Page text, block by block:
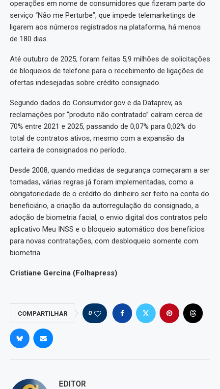
operações em nome de consumidores que fizeram parte do
serviço “Não me Perturbe”, que impede telemarketings de
ligarem aos números registrados na plataforma, há menos
de 180 dias.
Até outubro de 2025, foram feitas 5,9 milhões de solicitações
de bloqueios de telefone para o recebimento de ligações de
ofertas indesejadas sobre crédito consignado.
Segundo dados do Consumidor.gov e da Dataprev, as
reclamações por “produto não contratado” caíram cerca de
70% entre 2021 e 2025, passando de 0,07% para 0,02% do
total de contratos ativos, mesmo com a expansão da
carteira de consignados no período.
Desde 2008, quando medidas de segurança começaram a ser
tomadas, várias regras já foram implementadas, como a
obrigatoriedade de o crédito do dinheiro ser feito na conta do
beneficiário, a criação da autorregulação do consignado, a
adoção de biometria facial, o envio digital dos contratos pelo
aplicativo Meu INSS e o bloqueio automático dos benefícios
para novas contratações, com desbloqueio somente com
biometria.
Cristiane Gercina (Folhapress)
COMPARTILHAR 0
EDITOR